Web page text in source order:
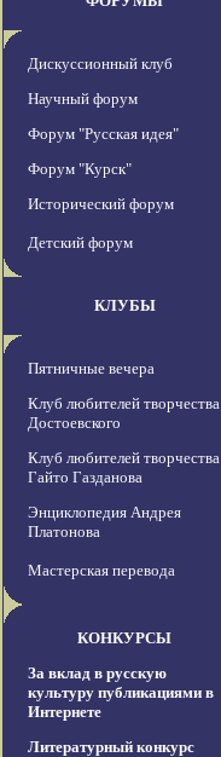
Дискуссионный клуб
Научный форум
Форум "Русская идея"
Форум "Курск"
Исторический форум
Детский форум
КЛУБЫ
Пятничные вечера
Клуб любителей творчества
Достоевского
Клуб любителей творчества
Гайто Газданова
Энциклопедия Андрея
Платонова
Мастерская перевода
КОНКУРСЫ
За вклад в русскую
культуру публикациями в
Интернете
Литературный конкурс